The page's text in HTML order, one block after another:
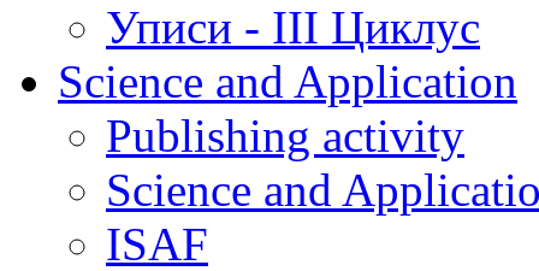
Уписи - III Циклус
Science and Application
Publishing activity
Science and
ISAF